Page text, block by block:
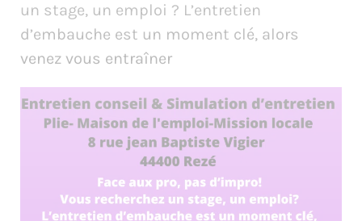
un stage, un emploi ? L’entretien
d’embauche est un moment clé, alors
venez vous entraîner